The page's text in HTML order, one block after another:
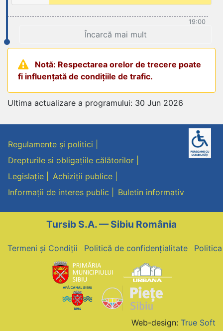
19:00
Încarcă mai mult
Notă: Respectarea orelor de trecere poate
fi influențată de condițiile de trafic.
Ultima actualizare a programului: 30 Jun 2026
Regulamente și politici
Drepturile si obligațiile călătorilor
Legislație
Achiziții publice
Informații de interes public
Buletin informativ
Tursib S.A. — Sibiu România
Termeni și Condiții Politică de confidențialitate
Web-design: True Soft